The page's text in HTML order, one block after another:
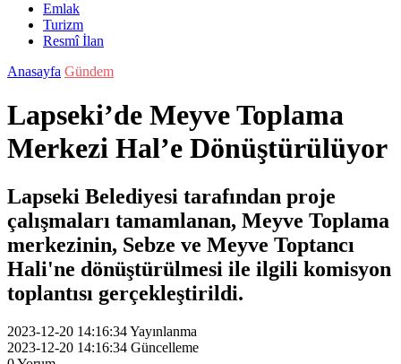
Emlak
Turizm
Resmî İlan
Anasayfa Gündem
Lapseki’de Meyve Toplama
Merkezi Hal’e Dönüştürülüyor
Lapseki Belediyesi tarafından proje
çalışmaları tamamlanan, Meyve Toplama
merkezinin, Sebze ve Meyve Toptancı
Hali'ne dönüştürülmesi ile ilgili komisyon
toplantısı gerçekleştirildi.
2023-12-20 14:16:34Yayınlanma
2023-12-20 14:16:34 Güncelleme